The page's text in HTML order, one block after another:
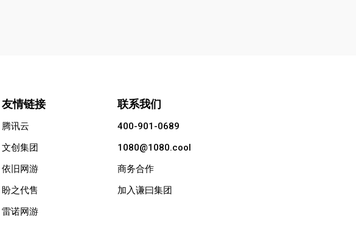
友情链接
腾讯云
文创集团
依旧网游
盼之代售
雷诺网游
联系我们
400-901-0689
1080@1080.cool
商务合作
加入谦曰集团